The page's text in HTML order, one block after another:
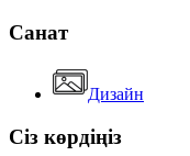
Санат
Дизайн
Сіз көрдіңіз